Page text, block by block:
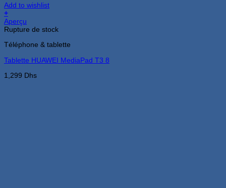
Add to wishlist
+
Aperçu
Rupture de stock
Téléphone & tablette
Tablette HUAWEI MediaPad T3 8
1,299 Dhs